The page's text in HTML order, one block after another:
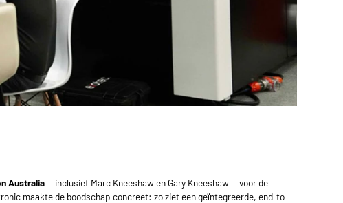
Australia— inclusief Marc Kneeshaw en Gary Kneeshaw — voor de
maakte de boodschap concreet: zo ziet een geïntegreerde, end-to-